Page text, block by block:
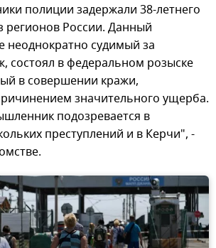
полиции задержали 38-летнего
регионов России. Данный
неоднократно судимый за
состоял в федеральном розыске
в совершении кражи,
значительного ущерба.
подозревается в
преступлений и в Керчи", -